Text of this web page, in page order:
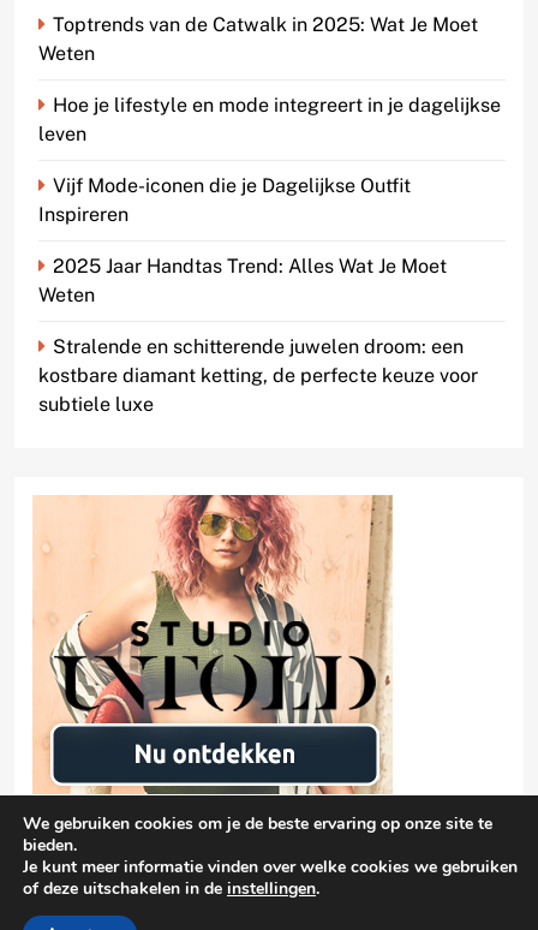
Toptrends van de Catwalk in 2025: Wat Je Moet
Weten
Hoe je lifestyle en mode integreert in je dagelijkse
leven
Vijf Mode-iconen die je Dagelijkse Outfit
Inspireren
2025 Jaar Handtas Trend: Alles Wat Je Moet
Weten
Stralende en schitterende juwelen droom: een
kostbare diamant ketting, de perfecte keuze voor
subtiele luxe
damen-mode.net 2026 |
We gebruiken cookies om je de beste ervaring op onze site te
bieden.
Je kunt meer informatie vinden over welke cookies we gebruiken
of deze uitschakelen in de instellingen.